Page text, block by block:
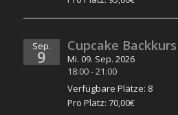
Sep.
9
Cupcake Backkurs
Mi. 09. Sep. 2026
18:00-21:00
Verfügbare Plätze: 8
Pro Platz: 70,00€